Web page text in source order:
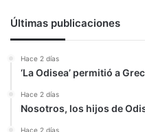
Últimas publicaciones
Hace 2 días
‘La Odisea’ permitió a
Hace 2 días
Nosotros, los hijos de
Hace 2 días